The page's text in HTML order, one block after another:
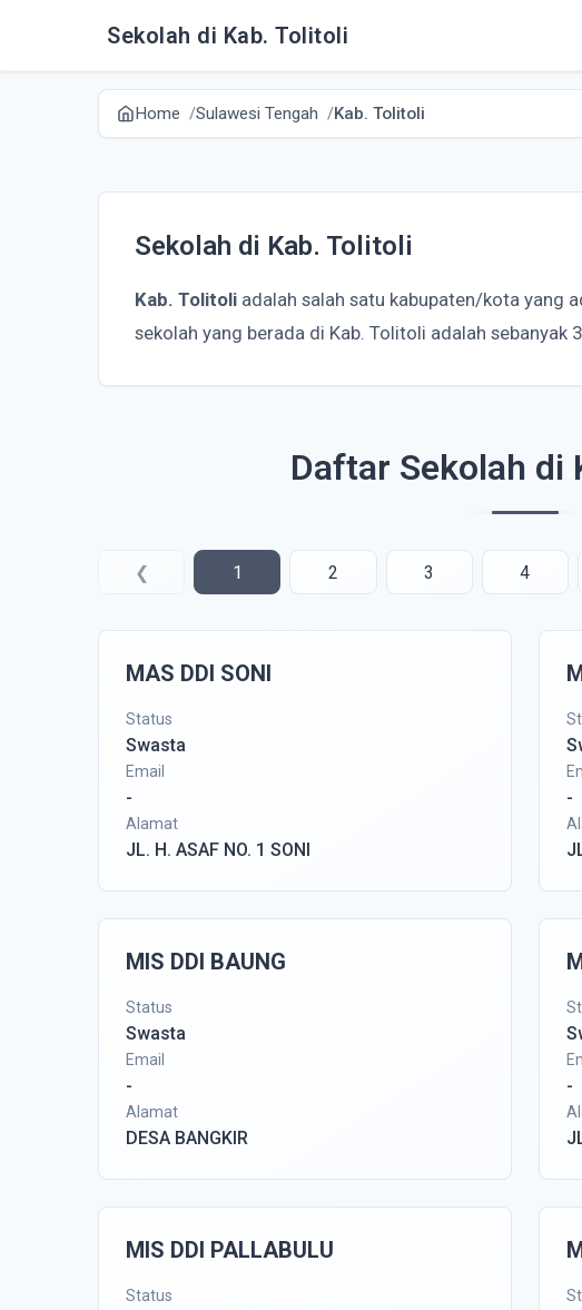
Sekolah di Kab. Tolitoli
Home Sulawesi Tengah Kab. Tolitoli
Sekolah di Kab. Tolitoli
Kab. Tolitoli adalah salah satu kabupaten/kota yang
sekolah yang berada di Kab. Tolitoli adalah sebanyak
Daftar Sekolah di
❮ 1 2 3 4
MAS DDI SONI
Status
Swasta
Email
-
Alamat
JL. H. ASAF NO. 1 SONI
-
MIS DDI BAUNG
Status
Swasta
Email
-
Alamat
DESA BANGKIR
-
MIS DDI PALLABULU
Status